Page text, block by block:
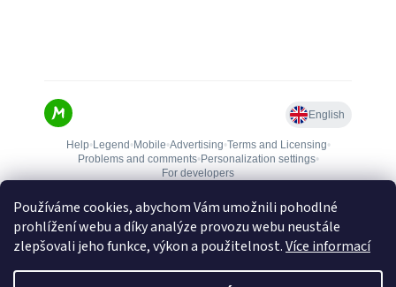
Používáme cookies, abychom Vám umožnili pohodlné
prohlížení webu a díky analýze provozu webu neustále
zlepšovali jeho funkce, výkon a použitelnost.Více informací